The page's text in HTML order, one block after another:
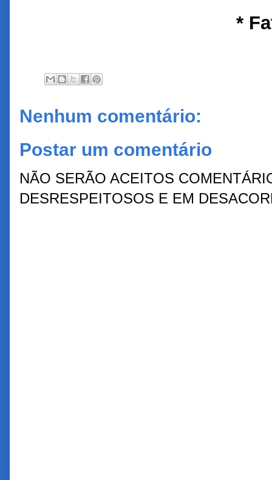
*
Nenhum comentário:
Postar um comentário
NÃO SERÃO ACEITOS
DESRESPEITOSOS E EM